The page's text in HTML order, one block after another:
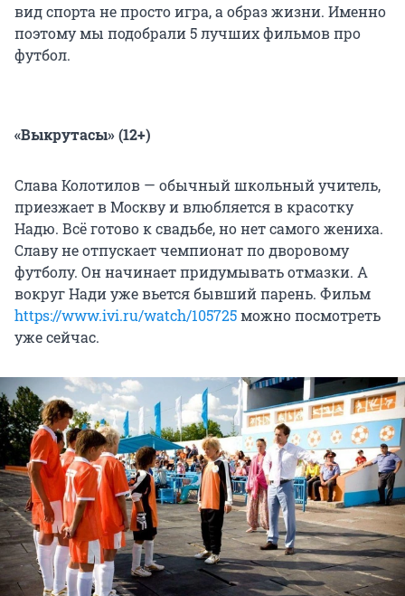
вид спорта не просто игра, а образ жизни. Именно
поэтому мы подобрали 5 лучших фильмов про
футбол.
«Выкрутасы»(12+)
Слава Колотилов — обычный школьный учитель,
приезжает в Москву и влюбляется в красотку
Надю. Всё готово к свадьбе, но нет самого жениха.
Славу не отпускает чемпионат по дворовому
футболу. Он начинает придумывать отмазки. А
вокруг Нади уже вьется бывший парень. Фильм
https://www.ivi.ru/watch/105725можно посмотреть
уже сейчас.